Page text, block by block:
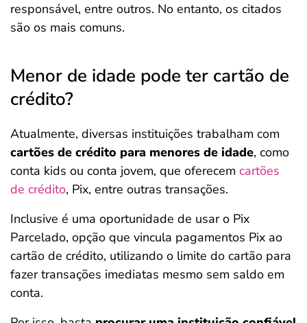
responsável, entre outros. No entanto, os citados
são os mais comuns.
Menor de idade pode ter cartão de
crédito?
Atualmente, diversas instituições trabalham com
cartões de crédito para menores de idade, como
conta kids ou conta jovem, que oferecem cartões
de crédito, Pix, entre outras transações.
Inclusive é uma oportunidade de usar o Pix
Parcelado, opção que vincula pagamentos Pix ao
cartão de crédito, utilizando o limite do cartão para
fazer transações imediatas mesmo sem saldo em
conta.